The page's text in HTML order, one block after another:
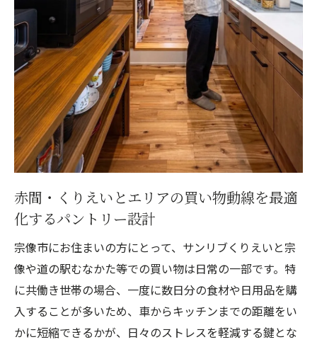
第5章：宗像の土地形状を活かす！「外周り家
事」を楽にする設計の工夫
福津・宗像の強い風を計算に入れた「目隠
しフェンス」と物干し位置
庭の手入れを最小限にする「機能的エクス
テリア」の選び方
週末の洗車やアウトドア用品の手入れをス
ムーズにする屋外水栓の配置
第6章：一級建築士が考える「本当に家事が楽な
家」の共通点
のある間取り
自然光と通風が「家事のやる気」を左右す
る心理的設計
宗像市で「家事楽な暮らし」を実現するた
赤間・くりえいとエリアの買い物動線を最適
化するパントリー設計
宗像市にお住まいの方にとって、サンリブくりえいと宗
像や道の駅むなかた等での買い物は日常の一部です。特
に共働き世帯の場合、一度に数日分の食材や日用品を購
入することが多いため、車からキッチンまでの距離をい
かに短縮できるかが、日々のストレスを軽減する鍵とな